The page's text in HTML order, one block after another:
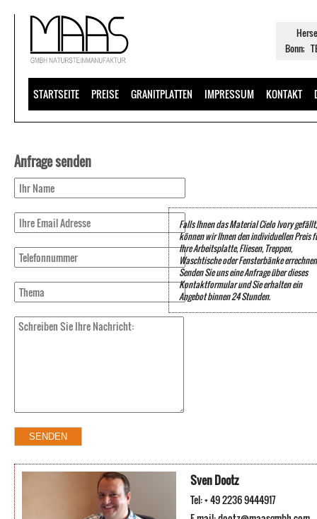
Bonn;
STARTSEITE PREISE GRANITPLATTEN IMPRESSUM KONTAKT
Anfrage senden
Falls Ihnen das Material Cielo Ivory gefällt,
können wir Ihnen den individuellen Preis
Ihre Arbeitsplatte, Fliesen, Treppen,
Waschtische oder Fensterbänke
Senden Sie uns eine Anfrage über dieses
Kontaktformular und Sie erhalten ein
Angebot binnen 24 Stunden.
Sven Dootz
Tel: + 49 2236 9444917